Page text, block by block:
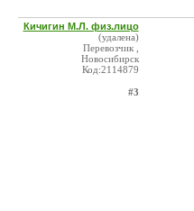
Кичигин М.Л. физ.лицо
(удалена)
Перевозчик ,
Новосибирск
Код:2114879
#3